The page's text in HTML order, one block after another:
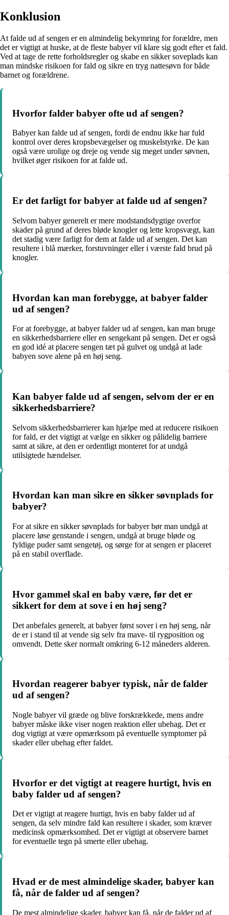
Konklusion
At falde ud af sengen er en almindelig bekymring for forældre, men
det er vigtigt at huske, at de fleste babyer vil klare sig godt efter et fald.
Ved at tage de rette forholdsregler og skabe en sikker soveplads kan
man mindske risikoen for fald og sikre en tryg nattesøvn for både
barnet og forældrene.
Hvorfor falder babyer ofte ud af sengen?
Babyer kan falde ud af sengen, fordi de endnu ikke har fuld
kontrol over deres kropsbevægelser og muskelstyrke. De kan
også være urolige og dreje og vende sig meget under søvnen,
hvilket øger risikoen for at falde ud.
Er det farligt for babyer at falde ud af sengen?
Selvom babyer generelt er mere modstandsdygtige overfor
skader på grund af deres bløde knogler og lette kropsvægt, kan
det stadig være farligt for dem at falde ud af sengen. Det kan
resultere i blå mærker, forstuvninger eller i værste fald brud på
knogler.
Hvordan kan man forebygge, at babyer falder
ud af sengen?
For at forebygge, at babyer falder ud af sengen, kan man bruge
en sikkerhedsbarriere eller en sengekant på sengen. Det er også
en god idé at placere sengen tæt på gulvet og undgå at lade
babyen sove alene på en høj seng.
Kan babyer falde ud af sengen, selvom der er en
sikkerhedsbarriere?
Selvom sikkerhedsbarrierer kan hjælpe med at reducere risikoen
for fald, er det vigtigt at vælge en sikker og pålidelig barriere
samt at sikre, at den er ordentligt monteret for at undgå
utilsigtede hændelser.
Hvordan kan man sikre en sikker søvnplads for
babyer?
For at sikre en sikker søvnplads for babyer bør man undgå at
placere løse genstande i sengen, undgå at bruge bløde og
fyldige puder samt sengetøj, og sørge for at sengen er placeret
på en stabil overflade.
Hvor gammel skal en baby være, før det er
sikkert for dem at sove i en høj seng?
Det anbefales generelt, at babyer først sover i en høj seng, når
de er i stand til at vende sig selv fra mave- til rygposition og
omvendt. Dette sker normalt omkring 6-12 måneders alderen.
Hvordan reagerer babyer typisk, når de falder
ud af sengen?
Nogle babyer vil græde og blive forskrækkede, mens andre
babyer måske ikke viser nogen reaktion eller ubehag. Det er
dog vigtigt at være opmærksom på eventuelle symptomer på
skader eller ubehag efter faldet.
Hvorfor er det vigtigt at reagere hurtigt, hvis en
baby falder ud af sengen?
Det er vigtigt at reagere hurtigt, hvis en baby falder ud af
sengen, da selv mindre fald kan resultere i skader, som kræver
medicinsk opmærksomhed. Det er vigtigt at observere barnet
for eventuelle tegn på smerte eller ubehag.
Hvad er de mest almindelige skader, babyer kan
få, når de falder ud af sengen?
De mest almindelige skader, babyer kan få, når de falder ud af